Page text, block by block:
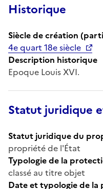
Historique
Siècle de création
4e quart 18e siècle
Description historique
Epoque Louis XVI.
Statut juridique
Statut juridique du
propriété de l'État
Typologie de la
classé au titre objet
Date et typologie de